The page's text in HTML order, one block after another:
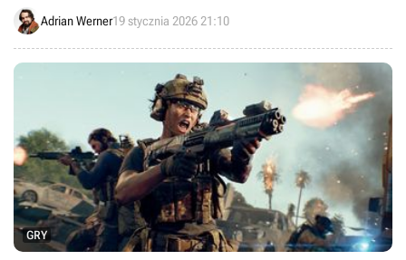
Adrian Werner19 stycznia 2026 21:10
GRY